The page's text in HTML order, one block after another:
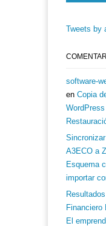
Tweets by
software-
en Copia
A3ECO a
Esquema
importar
El